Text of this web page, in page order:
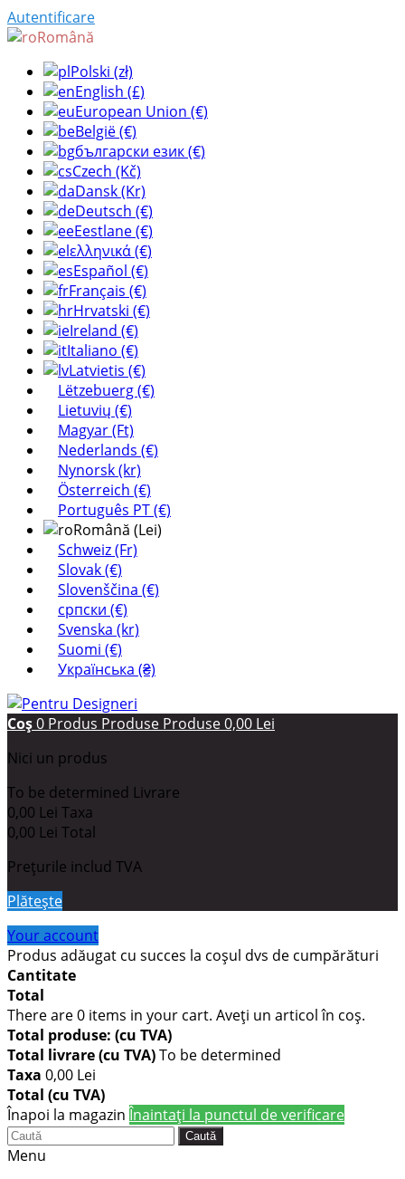
Autentificare
Română
Polski (zł)
English (£)
European Union (€)
België (€)
български език (€)
Czech (Kč)
Dansk (Kr)
Deutsch (€)
Eestlane (€)
ελληνικά (€)
Español (€)
Français (€)
Hrvatski (€)
Ireland (€)
Italiano (€)
Latvietis (€)
Lëtzebuerg (€)
Lietuvių (€)
Magyar (Ft)
Nederlands (€)
Nynorsk (kr)
Österreich (€)
Português PT (€)
Română (Lei)
Schweiz (Fr)
Slovak (€)
Slovenščina (€)
српски (€)
Svenska (kr)
Suomi (€)
Українська (₴)
Coş0 Produs Produse Produse0,00 Lei
Nici un produs
To be determined Livrare
0,00 Lei Taxa
0,00 Lei Total
Prețurile includ TVA
Plăteşte
Your account
Produs adăugat cu succes la coşul dvs de cumpărături
Cantitate
Total
There are0 items in your cart. Aveţi un articol în coş.
Total produse: (cu TVA)
Total livrare (cu TVA)To be determined
Taxa 0,00 Lei
Total (cu TVA)
Înapoi la magazin Înaintaţi la punctul de verificare
Caută
Menu